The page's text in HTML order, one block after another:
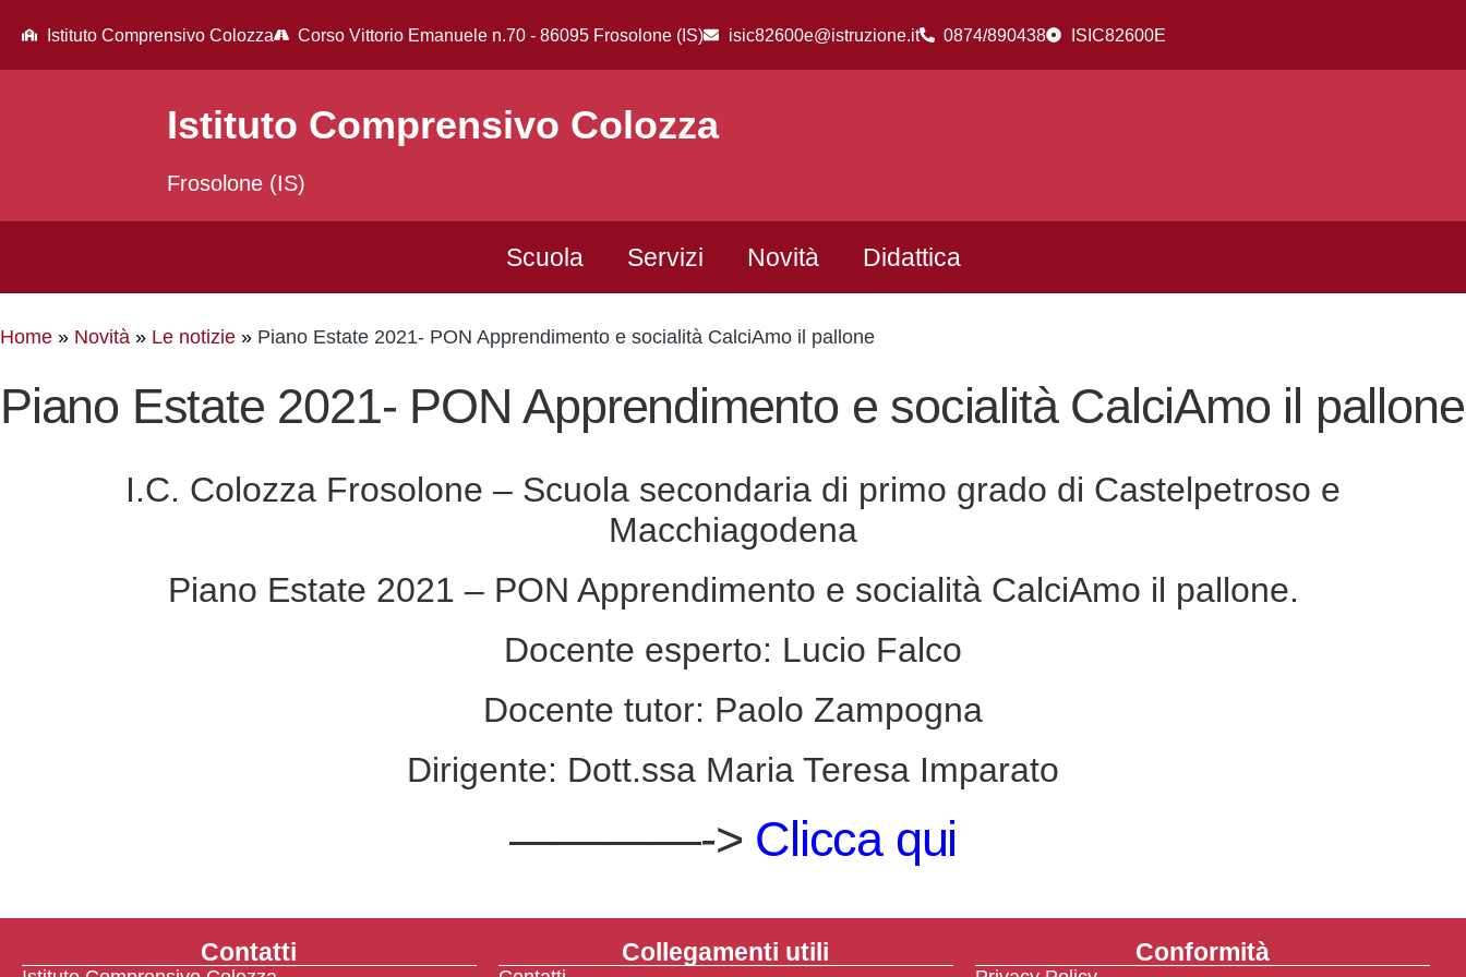
Istituto Comprensivo Colozza Corso Vittorio Emanuele n.70 - 86095 Frosolone (IS) isic82600e@istruzione.it 0874/890438 ISIC82600E
Istituto Comprensivo Colozza
Frosolone (IS)
Scuola Servizi Novità Didattica
Home Novità Le notizie Piano Estate 2021- PON Apprendimento e socialità CalciAmo il pallone
Piano Estate 2021- PON Apprendimento e socialità CalciAmo il pallone
I.C. Colozza Frosolone – Scuola secondaria di primo grado di Castelpetroso e
Macchiagodena
Piano Estate 2021 – PON Apprendimento e socialità CalciAmo il pallone.
Docente esperto: Lucio Falco
Docente tutor: Paolo Zampogna
Dirigente: Dott.ssa Maria Teresa Imparato
————-> Clicca qui
Contatti Collegamenti utili Conformità